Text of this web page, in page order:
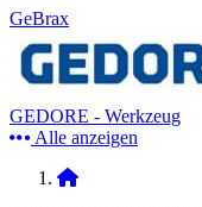
GeBrax
GEDORE - Werkzeug
Alle anzeigen